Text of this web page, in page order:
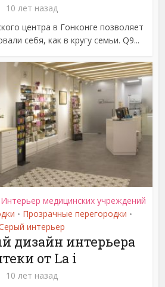
10 лет назад
центра в Гонконге позволяет
себя, как в кругу семьи. Q9...
Интерьер медицинских учреждений
• Прозрачные перегородки •
интерьер
дизайн интерьера
от La i
10 лет назад